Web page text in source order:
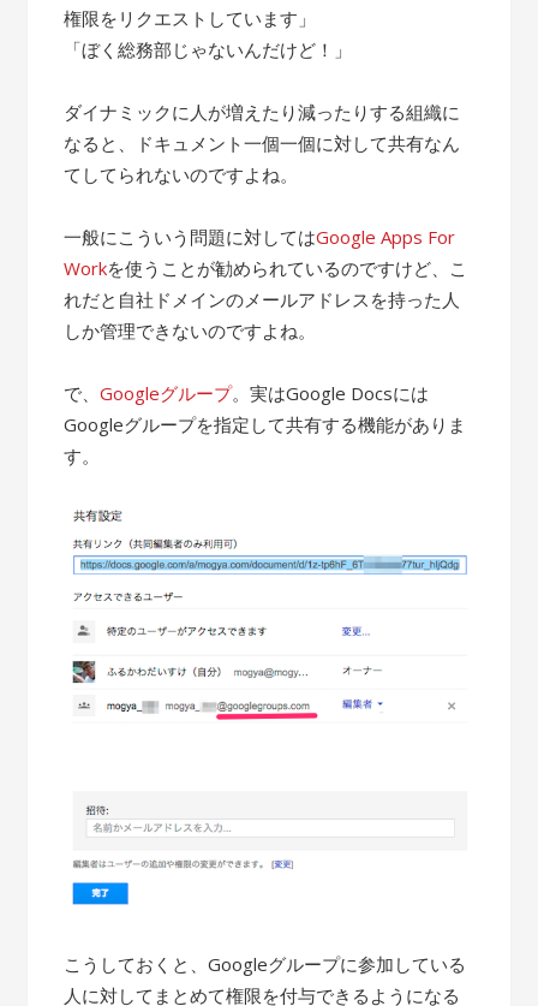
権限をリクエストしています」
「ぼく総務部じゃないんだけど！」
ダイナミックに人が増えたり減ったりする組織に
なると、ドキュメント一個一個に対して共有なん
てしてられないのですよね。
一般にこういう問題に対してはGoogle Apps For
Workを使うことが勧められているのですけど、こ
れだと自社ドメインのメールアドレスを持った人
しか管理できないのですよね。
で、Googleグループ。実はGoogle Docsには
Googleグループを指定して共有する機能がありま
す。
こうしておくと、Googleグループに参加している
人に対してまとめて権限を付与できるようになる